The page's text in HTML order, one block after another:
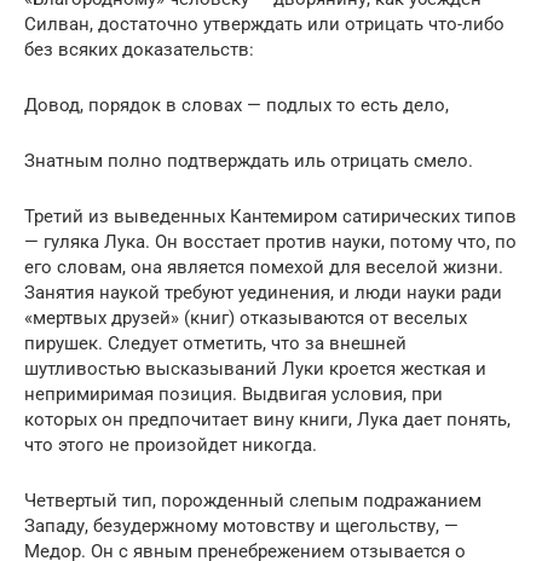
Силван, достаточно утверждать или отрицать что-либо
без всяких доказательств:
Довод, порядок в словах — подлых то есть дело,
Знатным полно подтверждать иль отрицать смело.
Третий из выведенных Кантемиром сатирических типов
— гуляка Лука. Он восстает против науки, потому что, по
его словам, она является помехой для веселой жизни.
Занятия наукой требуют уединения, и люди науки ради
«мертвых друзей» (книг) отказываются от веселых
пирушек. Следует отметить, что за внешней
шутливостью высказываний Луки кроется жесткая и
непримиримая позиция. Выдвигая условия, при
которых он предпочитает вину книги, Лука дает понять,
что этого не произойдет никогда.
Четвертый тип, порожденный слепым подражанием
Западу, безудержному мотовству и щегольству, —
Медор. Он с явным пренебрежением отзывается о